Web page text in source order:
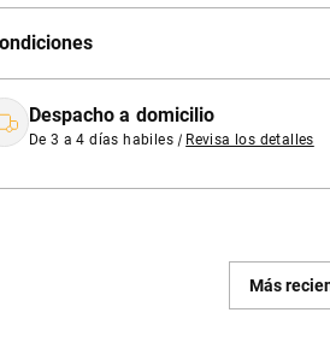
Despacho a domicilio
De 3 a 4 días habiles | Revisa los detalles
Más